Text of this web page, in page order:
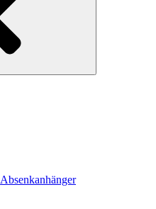
Absenkanhänger